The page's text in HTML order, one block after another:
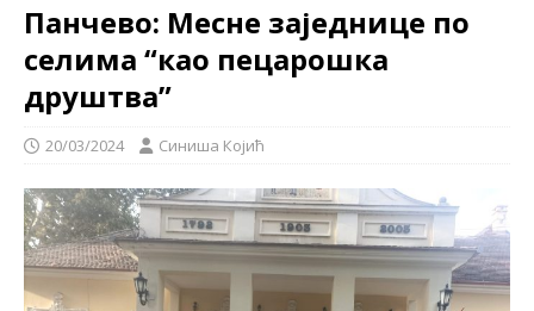
Панчево: Месне заједнице по
селима “као пецарошка
друштва”
20/03/2024 Синиша Којић